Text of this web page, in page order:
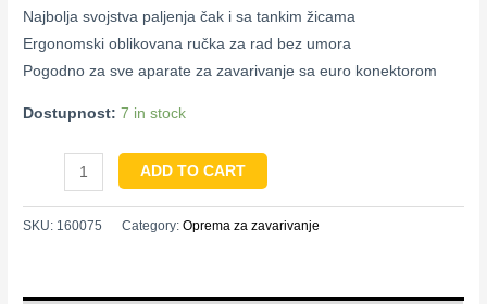
Najbolja svojstva paljenja čak i sa tankim žicama
Ergonomski oblikovana ručka za rad bez umora
Pogodno za sve aparate za zavarivanje sa euro konektorom
Dostupnost: 7 in stock
ADD TO CART
SKU: 160075 Category:Oprema za zavarivanje